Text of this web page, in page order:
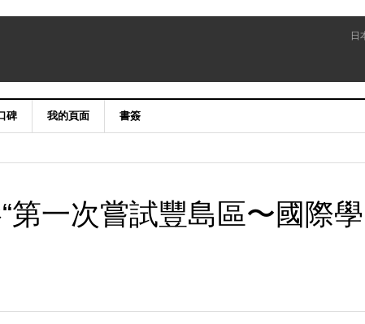
碑 我的頁面 書簽
第一次嘗試豐島區〜國際學